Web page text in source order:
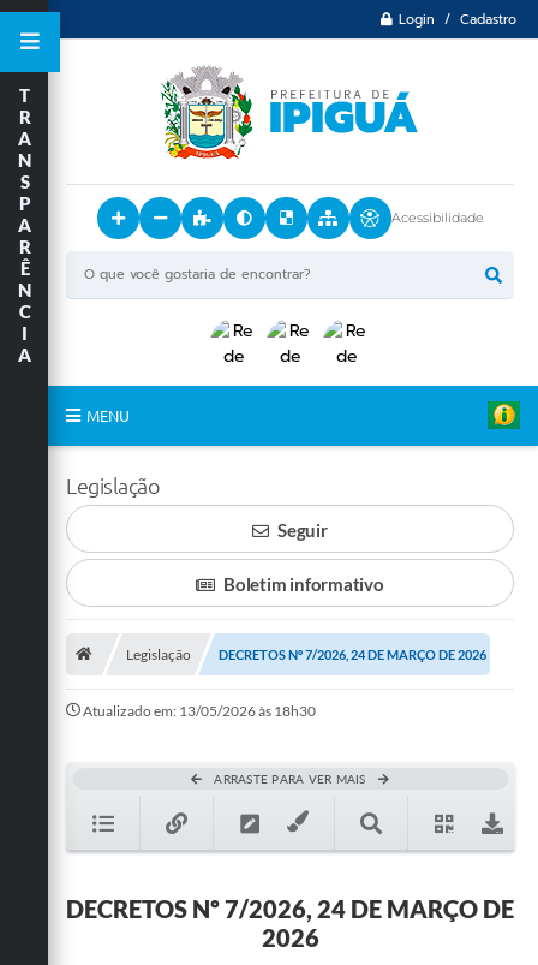
Login / Cadastro
Acessibilidade
MENU
O Município
Departamentos
Transparência
Contato
Ouvidoria
T
R
A
N
S
P
A
R
Ê
N
C
I
A
Legislação
Seguir
Boletim informativo
Legislação DECRETOS Nº 7/2026, 24 DE MARÇO DE 2026
Atualizado em: 13/05/2026 às 18h30
ARRASTE PARA VER MAIS
DECRETOS Nº 7/2026, 24 DE MARÇO DE
2026